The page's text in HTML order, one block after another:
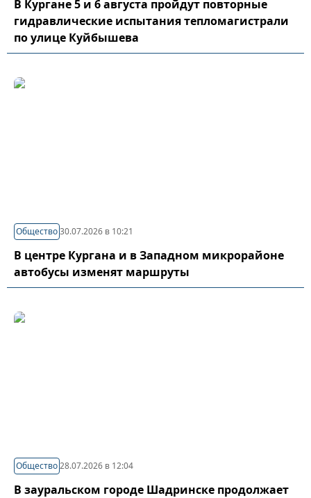
В Кургане 5 и 6 августа пройдут повторные
гидравлические испытания тепломагистрали
по улице Куйбышева
Общество30.07.2026 в 10:21
В центре Кургана и в Западном микрорайоне
автобусы изменят маршруты
Общество28.07.2026 в 12:04
В зауральском городе Шадринске продолжает